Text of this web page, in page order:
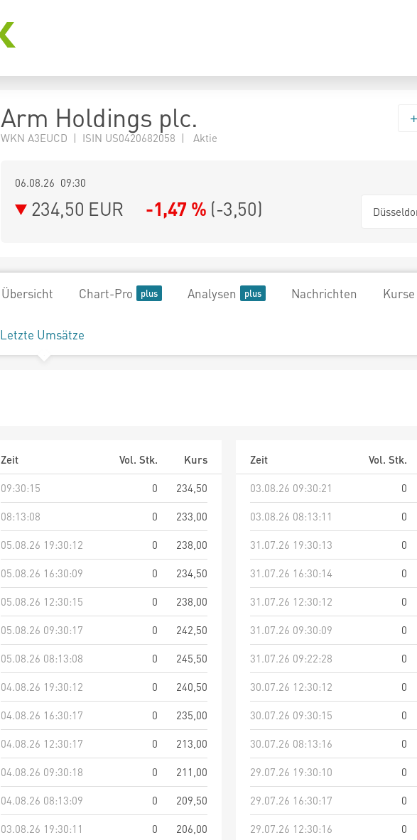
Arm Holdings plc.
WKN A3EUCD | ISIN US0420682058 | Aktie
06.08.26 09:30
234,50 EUR -1,47 % (-3,50)
Übersicht Chart-Pro Analysen Nachrichten
Letzte Umsätze
Zeit Vol. Stk.
Kurs
09:30:15
0
234,50
08:13:08
0
233,00
05.08.26 19:30:12
0
238,00
05.08.26 16:30:09
0
234,50
05.08.26 12:30:15
0
238,00
05.08.26 09:30:17
0
242,50
05.08.26 08:13:08
0
245,50
04.08.26 19:30:12
0
240,50
04.08.26 16:30:17
0
235,00
04.08.26 12:30:17
0
213,00
04.08.26 09:30:18
0
211,00
04.08.26 08:13:09
0
209,50
03.08.26 19:30:11
0
206,00
Zeit Vol. Stk.
03.08.26 09:30:21
0
03.08.26 08:13:11
0
31.07.26 19:30:13
0
31.07.26 16:30:14
0
31.07.26 12:30:12
0
31.07.26 09:30:09
0
31.07.26 09:22:28
0
30.07.26 12:30:12
0
30.07.26 09:30:15
0
30.07.26 08:13:16
0
29.07.26 19:30:10
0
29.07.26 16:30:17
0
29.07.26 12:30:16
0